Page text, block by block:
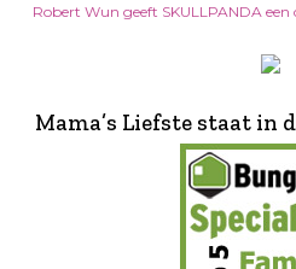
Robert Wun geeft SKULLPANDA
Mama’s Liefste staat in